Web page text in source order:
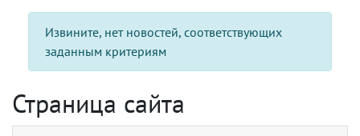
Извините, нет новостей, соответствующих
заданным критериям
Страница сайта